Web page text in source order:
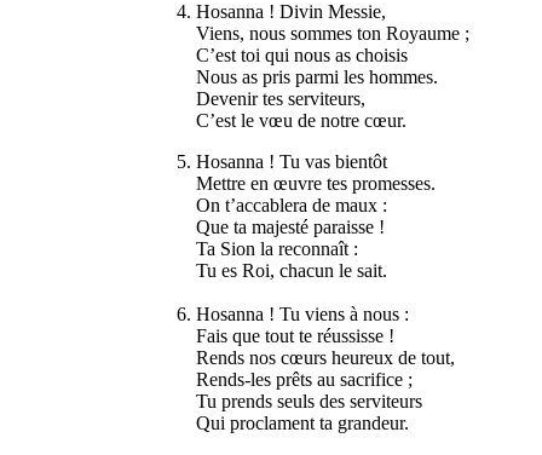
4. Hosanna ! Divin Messie,
Viens, nous sommes ton Royaume ;
C’est toi qui nous as choisis
Nous as pris parmi les hommes.
Devenir tes serviteurs,
C’est le vœu de notre cœur.
5. Hosanna ! Tu vas bientôt
Mettre en œuvre tes promesses.
On t’accablera de maux :
Que ta majesté paraisse !
Ta Sion la reconnaît :
Tu es Roi, chacun le sait.
6. Hosanna ! Tu viens à nous :
Fais que tout te réussisse !
Rends nos cœurs heureux de tout,
Rends-les prêts au sacrifice ;
Tu prends seuls des serviteurs
Qui proclament ta grandeur.